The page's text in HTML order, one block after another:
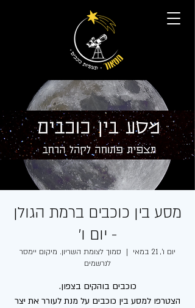
מסע בין כוכבים ברמת הגולן
- יום ו׳
יום ו׳, 21 במאי
  |
סמוך לצומת השריון. מיקום יימסר
לנרשמים
הצטרפו למסע בין כוכבים על מנת לעורר את יצר